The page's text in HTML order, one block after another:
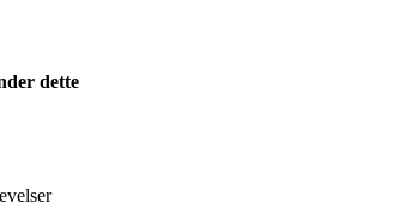
dette